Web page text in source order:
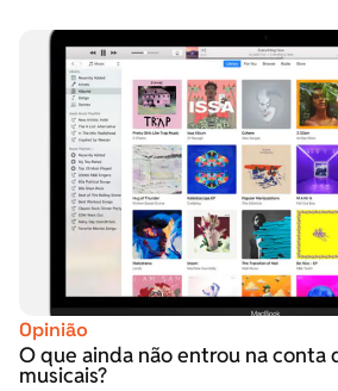
Opinião
O que ainda não entrou na conta
musicais?